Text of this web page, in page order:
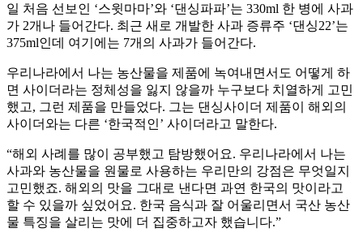
일 처음 선보인 ‘스윗마마’와 ‘댄싱파파’는 330ml 한 병에 사과
가 2개나 들어간다. 최근 새로 개발한 사과 증류주 ‘댄싱22’는
375ml인데 여기에는 7개의 사과가 들어간다.
우리나라에서 나는 농산물을 제품에 녹여내면서도 어떻게 하
면 사이더라는 정체성을 잃지 않을까 누구보다 치열하게 고민
했고, 그런 제품을 만들었다. 그는 댄싱사이더 제품이 해외의
사이더와는 다른 ‘한국적인’ 사이더라고 말한다.
“해외 사례를 많이 공부했고 탐방했어요. 우리나라에서 나는
사과와 농산물을 원물로 사용하는 우리만의 강점은 무엇일지
고민했죠. 해외의 맛을 그대로 낸다면 과연 한국의 맛이라고
할 수 있을까 싶었어요. 한국 음식과 잘 어울리면서 국산 농산
물 특징을 살리는 맛에 더 집중하고자 했습니다.”